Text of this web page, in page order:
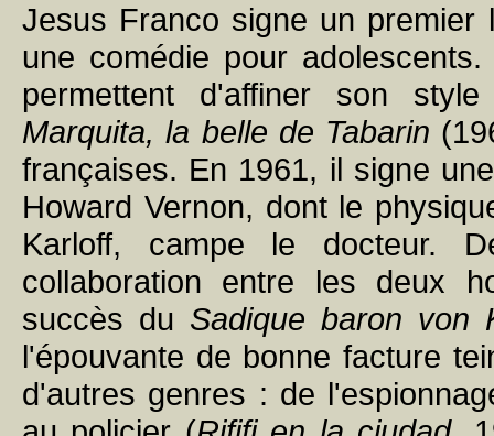
Jesus Franco signe un
une comédie pour
permettent d'affiner son
Marquita, la belle de Tabarin
françaises. En 1961, il signe
Howard Vernon, dont le
Karloff, campe le docteur.
collaboration entre les deux
succès du Sadique baron von
l'épouvante de bonne facture
d'autres genres : de